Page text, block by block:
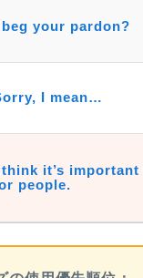
I beg your pardon?
I mean…
I think it’s important
people.